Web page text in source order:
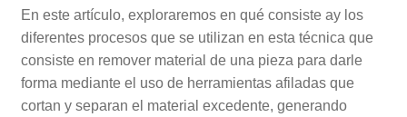
En este artículo, exploraremos en qué consiste ay los
diferentes procesos que se utilizan en esta técnica que
consiste en remover material de una pieza para darle
forma mediante el uso de herramientas afiladas que
cortan y separan el material excedente, generando